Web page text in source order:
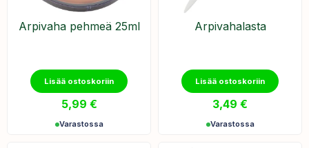
Arpivaha pehmeä 25ml
Lisää ostoskoriin
5,99 €
Varastossa
Arpivahalasta
Lisää ostoskoriin
3,49 €
Varastossa